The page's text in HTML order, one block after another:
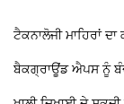
ਟੈਕਨਾਲੋਜੀ ਮਾਹਿਰਾਂ
ਬੈਕਗ੍ਰਾਊਂਡ ਐਪਸ ਨੂੰ